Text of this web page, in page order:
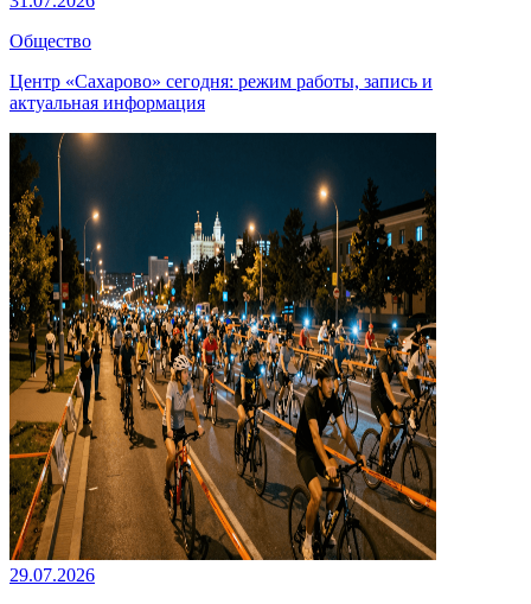
Общество
Центр «Сахарово» сегодня: режим работы, запись и
актуальная информация
29.07.2026